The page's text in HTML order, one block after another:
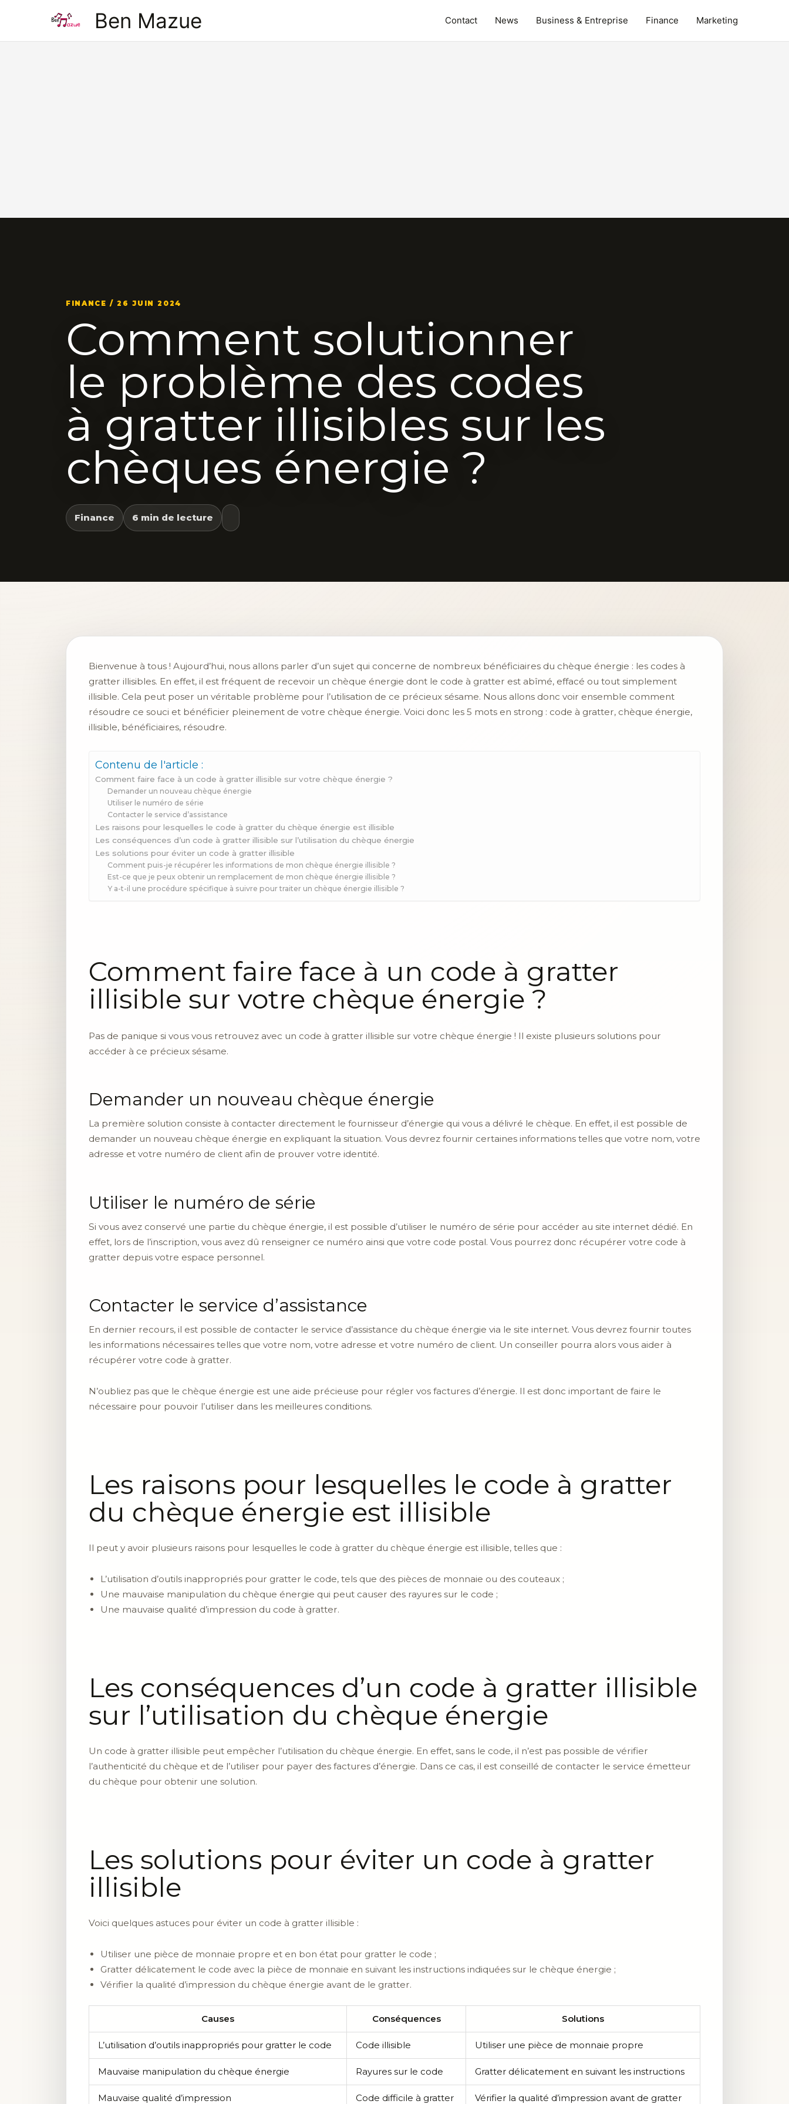
Ben Mazue Contact News Business & Entreprise Finance Marketing
FINANCE / 26 JUIN 2024
Comment solutionner
le problème des codes
à gratter illisibles sur les
chèques énergie ?
Finance 6 min de lecture
Bienvenue à tous ! Aujourd’hui, nous allons parler d’un sujet qui concerne de nombreux bénéficiaires du chèque énergie : les codes à
gratter illisibles. En effet, il est fréquent de recevoir un chèque énergie dont le code à gratter est abîmé, effacé ou tout simplement
illisible. Cela peut poser un véritable problème pour l’utilisation de ce précieux sésame. Nous allons donc voir ensemble comment
résoudre ce souci et bénéficier pleinement de votre chèque énergie. Voici donc les 5 mots en strong : code à gratter, chèque énergie,
illisible, bénéficiaires, résoudre.
Contenu de l'article :
Comment faire face à un code à gratter illisible sur votre chèque énergie ?
Demander un nouveau chèque énergie
Utiliser le numéro de série
Contacter le service d’assistance
Les raisons pour lesquelles le code à gratter du chèque énergie est illisible
Les conséquences d’un code à gratter illisible sur l’utilisation du chèque énergie
Les solutions pour éviter un code à gratter illisible
Comment puis-je récupérer les informations de mon chèque énergie illisible ?
Est-ce que je peux obtenir un remplacement de mon chèque énergie illisible ?
Y a-t-il une procédure spécifique à suivre pour traiter un chèque énergie illisible ?
Comment faire face à un code à gratter
illisible sur votre chèque énergie ?
Pas de panique si vous vous retrouvez avec un code à gratter illisible sur votre chèque énergie ! Il existe plusieurs solutions pour
accéder à ce précieux sésame.
Demander un nouveau chèque énergie
La première solution consiste à contacter directement le fournisseur d’énergie qui vous a délivré le chèque. En effet, il est possible de
demander un nouveau chèque énergie en expliquant la situation. Vous devrez fournir certaines informations telles que votre nom, votre
adresse et votre numéro de client afin de prouver votre identité.
Utiliser le numéro de série
Si vous avez conservé une partie du chèque énergie, il est possible d’utiliser le numéro de série pour accéder au site internet dédié. En
effet, lors de l’inscription, vous avez dû renseigner ce numéro ainsi que votre code postal. Vous pourrez donc récupérer votre code à
gratter depuis votre espace personnel.
Contacter le service d’assistance
En dernier recours, il est possible de contacter le service d’assistance du chèque énergie via le site internet. Vous devrez fournir toutes
les informations nécessaires telles que votre nom, votre adresse et votre numéro de client. Un conseiller pourra alors vous aider à
récupérer votre code à gratter.
N’oubliez pas que le chèque énergie est une aide précieuse pour régler vos factures d’énergie. Il est donc important de faire le
nécessaire pour pouvoir l’utiliser dans les meilleures conditions.
Les raisons pour lesquelles le code à gratter
du chèque énergie est illisible
Il peut y avoir plusieurs raisons pour lesquelles le code à gratter du chèque énergie est illisible, telles que :
L’utilisation d’outils inappropriés pour gratter le code, tels que des pièces de monnaie ou des couteaux ;
Une mauvaise manipulation du chèque énergie qui peut causer des rayures sur le code ;
Une mauvaise qualité d’impression du code à gratter.
Les conséquences d’un code à gratter illisible
sur l’utilisation du chèque énergie
Un code à gratter illisible peut empêcher l’utilisation du chèque énergie. En effet, sans le code, il n’est pas possible de vérifier
l’authenticité du chèque et de l’utiliser pour payer des factures d’énergie. Dans ce cas, il est conseillé de contacter le service émetteur
du chèque pour obtenir une solution.
Les solutions pour éviter un code à gratter
illisible
Voici quelques astuces pour éviter un code à gratter illisible :
Utiliser une pièce de monnaie propre et en bon état pour gratter le code ;
Gratter délicatement le code avec la pièce de monnaie en suivant les instructions indiquées sur le chèque énergie ;
Vérifier la qualité d’impression du chèque énergie avant de le gratter.
Causes Conséquences Solutions
L’utilisation d’outils inappropriés pour gratter le code Code illisible Utiliser une pièce de monnaie propre
Mauvaise manipulation du chèque énergie Rayures sur le code Gratter délicatement en suivant les instructions
Mauvaise qualité d’impression Code difficile à gratter Vérifier la qualité d’impression avant de gratter